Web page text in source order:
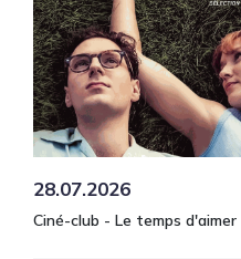
28.07.2026
Ciné-club - Le temps d'aimer